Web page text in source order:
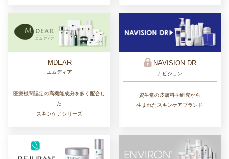
MDEAR
エムディア
医療機関認定の高機能成分を多く配合し
た
スキンケアシリーズ
NAVISION DR
ナビジョン
資生堂の皮膚科学研究から
生まれたスキンケアブランド